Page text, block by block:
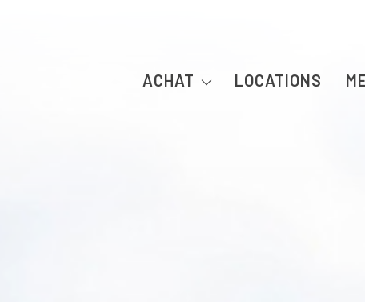
ACHAT
Immobilier ProfessionnelLOCATIONS